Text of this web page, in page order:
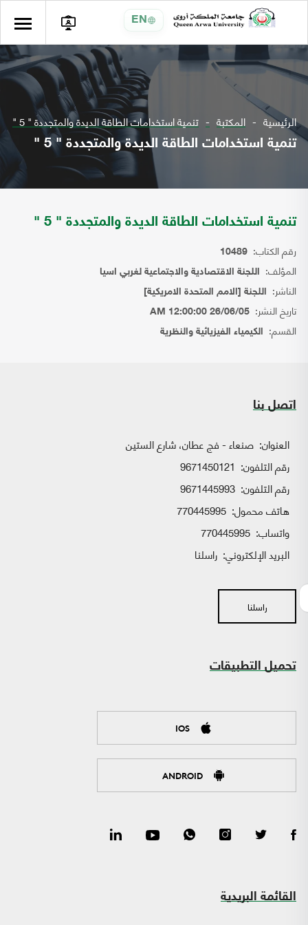
EN
الرئيسية المكتبة تنمية استخدامات الطاقة الديدة والمتجددة " 5 "
تنمية استخدامات الطاقة الديدة والمتجددة " 5 "
تنمية استخدامات الطاقة الديدة والمتجددة " 5 "
رقم الكتاب: 10489
المؤلف: اللجنة الاقتصادية والاجتماعية لغربي اسيا
الناشر: اللجنة [الامم المتحدة الامريكية]
تاريخ النشر: 26/06/05 12:00:00 AM
القسم: الكيمياء الفيزيائية والنظرية
اتصل بنا
العنوان: صنعاء - فج عطان، شارع الستين
رقم التلفون: 9671450121
رقم التلفون: 9671445993
هاتف محمول: 770445995
واتساب:
البريد الإلكتروني: راسلنا
راسلنا
تحميل التطبيقات
IOS
ANDROID
القائمة البريدية